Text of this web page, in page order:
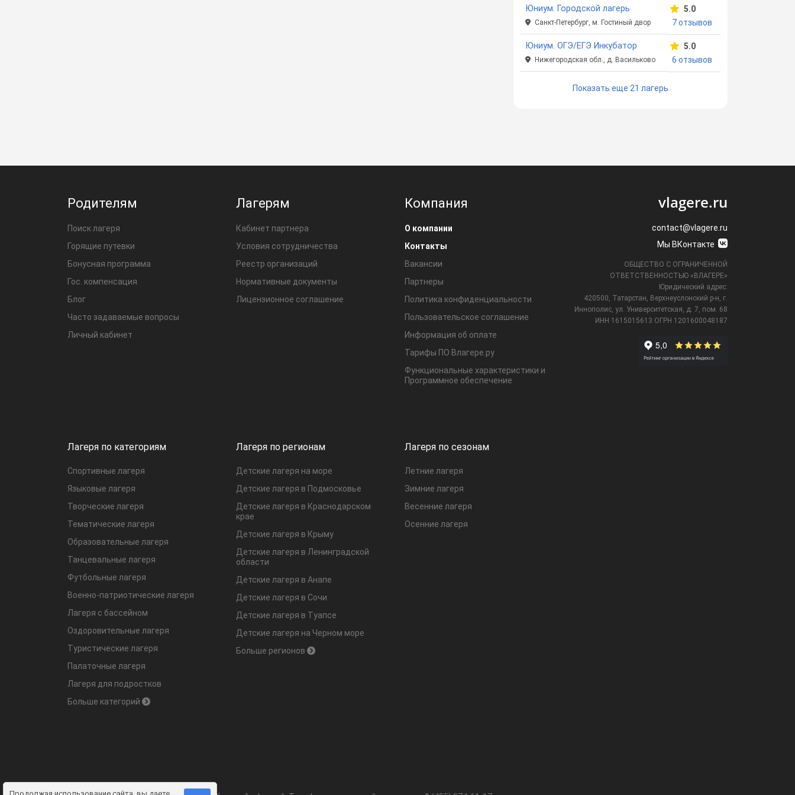
Юниум. Городской лагерь
Санкт-Петербург, м. Гостиный двор
5.0
7 отзывов
Юниум. ОГЭ/ЕГЭ Инкубатор
Нижегородская обл., д. Васильково
5.0
6 отзывов
Показать еще 21 лагерь
Родителям
Поиск лагеря
Горящие путевки
Бонусная программа
Гос. компенсация
Блог
Часто задаваемые вопросы
Личный кабинет
Лагерям
Кабинет партнера
Условия сотрудничества
Реестр организаций
Нормативные документы
Лицензионное соглашение
Компания
О компании
Контакты
Вакансии
Партнеры
Политика конфиденциальности
Пользовательское соглашение
Информация об оплате
Тарифы ПО Влагере.ру
Функциональные характеристики и
Программное обеспечение
Лагеря по категориям
Спортивные лагеря
Языковые лагеря
Творческие лагеря
Тематические лагеря
Образовательные лагеря
Танцевальные лагеря
Футбольные лагеря
Военно-патриотические лагеря
Лагеря с бассейном
Оздоровительные лагеря
Туристические лагеря
Палаточные лагеря
Лагеря для подростков
Больше категорий
Лагеря по регионам
Детские лагеря на море
Детские лагеря в Подмосковье
Детские лагеря в Краснодарском
крае
Детские лагеря в Крыму
Детские лагеря в Ленинградской
области
Детские лагеря в Анапе
Детские лагеря в Сочи
Детские лагеря в Туапсе
Детские лагеря на Черном море
Больше регионов
Лагеря по сезонам
Летние лагеря
Зимние лагеря
Весенние лагеря
Осенние лагеря
vlagere.ru
contact@vlagere.ru
Мы ВКонтакте
ОБЩЕСТВО С ОГРАНИЧЕННОЙ
ОТВЕТСТВЕННОСТЬЮ «ВЛАГЕРЕ»
Юридический адрес:
420500, Татарстан, Верхнеуслонский р-н, г.
Иннополис, ул. Университетская,
д. 7, пом. 68
ИНН 1615015613 ОГРН 1201600048187